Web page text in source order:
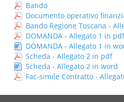
Bando
Documento operativo
Bando Regione Toscana -
DOMANDA - Allegato 1 in pdf
DOMANDA - Allegato 1 in
Scheda - Allegato 2 in pdf
Scheda - Allegato 2 in word
Fac-simile Contratto -